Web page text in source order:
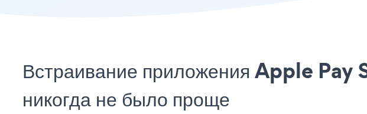
Встраивание приложения Apple
никогда не было проще